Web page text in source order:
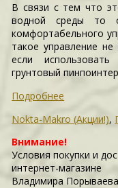
В связи с тем что
водной среды то
комфортабельного
такое управление
если
грунтовый
Подробнее
Nokta-Makro (Акции!),
Внимание!
Условия покупки и
интернет-
Владимира